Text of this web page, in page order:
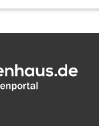
angeforderten